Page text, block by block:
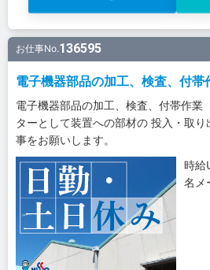
お仕事No.136595
電子機器部品の加工、検査、付
電子機器部品の加工、検査、付帯作
ターとして装置への部材の 投入・取
事をお願いします。
時給
名メ